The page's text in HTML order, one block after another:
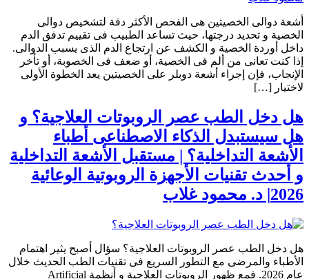
أشعة دوالى الخصيتين هى الفحص الأكثر دقة لتشخيص دوالى
الخصية و تحديد درجتها، حيث تساعد الطبيب فى تقييم تدفق الدم
داخل أوردة الخصية و الكشف عن ارتجاع الدم الذى يسبب الدوالى.
إذا كنت تعانى من ألم فى الخصية، أو ضعف فى الخصوبة، أو تأخر
الإنجاب، فإن إجراء أشعة دوبلر على الخصيتين يعد الخطوة الأولى
لاختيار […]
هل دخل الطب عصر الروبوتات العلاجية؟ و
هل سيستبدل الذكاء الاصطناعى أطباء
الأشعة التداخلية؟ | مستقبل الأشعة التداخلية
و أحدث تقنيات الأجهزة الروبوتية الوعائية
2026| د. محمود غلاب
هل دخل الطب عصر الروبوتات العلاجية؟ سؤال أصبح يثير اهتمام
الأطباء والمرضى مع التطور السريع فى تقنيات الطب الحديث خلال
عام 2026. فمع ظهور الروبوتات العلاجية و أنظمة Artificial